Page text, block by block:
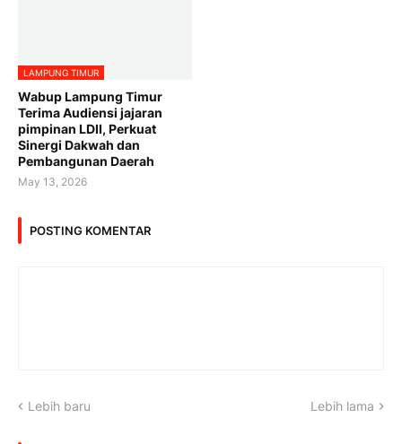
LAMPUNG TIMUR
Wabup Lampung Timur
Terima Audiensi jajaran
pimpinan LDII, Perkuat
Sinergi Dakwah dan
Pembangunan Daerah
May 13, 2026
POSTING KOMENTAR
Lebih baru Lebih lama